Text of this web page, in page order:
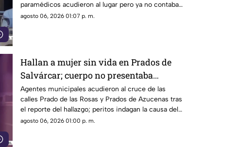
paramédicos acudieron al lugar pero ya no contaba
con signos vitales.
agosto 06, 2026 01:07 p. m.
Hallan a mujer sin vida en Prados de
Salvárcar; cuerpo no presentaba
huellas de violencia
Agentes municipales acudieron al cruce de las
calles Prado de las Rosas y Prados de Azucenas tras
el reporte del hallazgo; peritos indagan la causa del
fallecimiento.
agosto 06, 2026 01:00 p. m.